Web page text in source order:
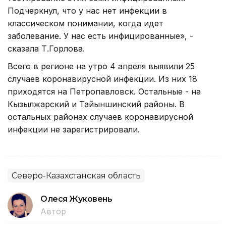
Подчеркнул, что у нас нет инфекции в
классическом понимании, когда идет
заболевание. У нас есть инфицированные», -
сказала Т.Горлова.
Всего в регионе на утро 4 апреля выявили 25
случаев коронавирусной инфекции. Из них 18
приходятся на Петропавловск. Остальные - на
Кызылжарский и Тайыншинский районы. В
остальных районах случаев коронавирусной
инфекции не зарегистрировали.
Северо-Казахстанская область
Олеся Жуковень
Автор